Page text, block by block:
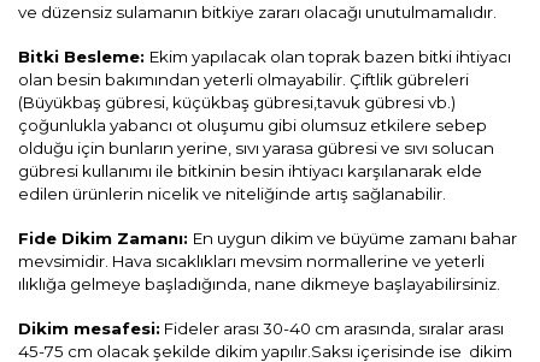
ve düzensiz sulamanın bitkiye zararı olacağı unutulmamalıdır.
Bitki Besleme: Ekim yapılacak olan toprak bazen bitki ihtiyacı
olan besin bakımından yeterli olmayabilir. Çiftlik gübreleri
(Büyükbaş gübresi, küçükbaş gübresi,tavuk gübresi vb.)
çoğunlukla yabancı ot oluşumu gibi olumsuz etkilere sebep
olduğu için bunların yerine, sıvı yarasa gübresi ve sıvı solucan
gübresi kullanımı ile bitkinin besin ihtiyacı karşılanarak elde
edilen ürünlerin nicelik ve niteliğinde artış sağlanabilir.
Fide Dikim Zamanı: En uygun dikim ve büyüme zamanı bahar
mevsimidir. Hava sıcaklıkları mevsim normallerine ve yeterli
ılıklığa gelmeye başladığında, nane dikmeye başlayabilirsiniz.
Dikim mesafesi: Fideler arası 30-40 cm arasında, sıralar arası
45-75 cm olacak şekilde dikim yapılır.Saksı içerisinde ise dikim